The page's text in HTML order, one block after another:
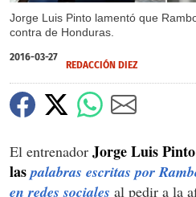
Jorge Luis Pinto lamentó que
contra de Honduras.
2016-03-27
REDACCIÓN DIEZ
El entrenador Jorge Luis
laspalabras escritas por
en redes sociales al pedir a la